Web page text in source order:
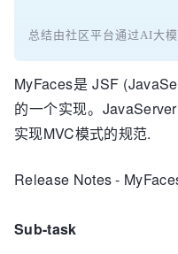
总结由社区平台通过AI大
MyFaces是 JSF
的一个实现。
实现MVC模式的规范.
Release Notes -
Sub-task